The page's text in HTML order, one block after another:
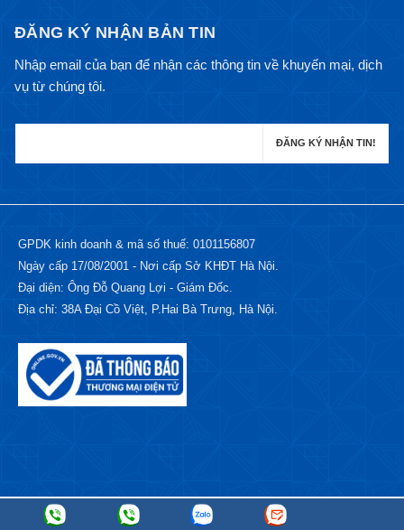
ĐĂNG KÝ NHẬN BẢN TIN
Nhập email của bạn để nhận các thông tin về khuyến mại, dịch
vụ từ chúng tôi.
GPDK kinh doanh & mã số thuế: 0101156807
Ngày cấp 17/08/2001 - Nơi cấp Sở KHĐT Hà Nội.
Đại diện: Ông Đỗ Quang Lợi - Giám Đốc.
Địa chỉ: 38A Đại Cồ Việt, P.Hai Bà Trưng, Hà Nội.